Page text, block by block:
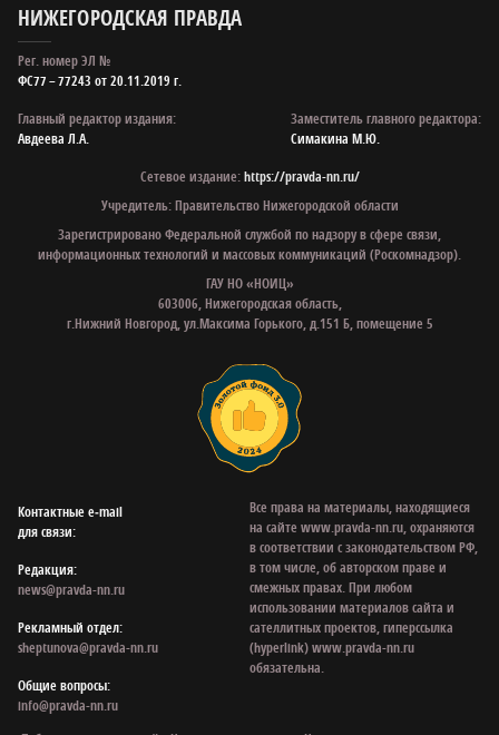
НИЖЕГОРОДСКАЯ ПРАВДА
Рег. номер ЭЛ №
ФС77 – 77243 от 20.11.2019 г.
Главный редактор издания:
Авдеева Л.А.
Заместитель главного редактора:
Симакина М.Ю.
Сетевое издание:https://pravda-nn.ru/
Учредитель: Правительство Нижегородской области
Зарегистрировано Федеральной службой по надзору в сфере связи,
информационных технологий и массовых коммуникаций (Роскомнадзор).
ГАУ НО «НОИЦ»
603006, Нижегородская область,
г.Нижний Новгород, ул.Максима Горького, д.151 Б, помещение 5
Контактные e‑mail
для связи:
Редакция:
news@pravda-nn.ru
Рекламный отдел:
sheptunova@pravda-nn.ru
Общие вопросы:
info@pravda-nn.ru
Все права на материалы, находящиеся
на сайте www.pravda-nn.ru, охраняются
в соответствии с законодательством РФ,
в том числе, об авторском праве и
смежных правах. При любом
использовании материалов сайта и
сателлитных проектов, гиперссылка
(hyperlink) www.pravda-nn.ru
обязательна.